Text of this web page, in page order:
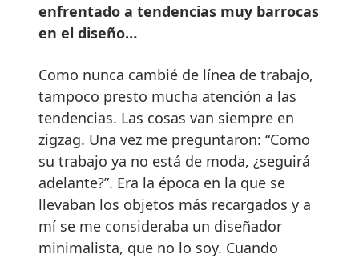
enfrentado a tendencias muy barrocas
en el diseño…
Como nunca cambié de línea de trabajo,
tampoco presto mucha atención a las
tendencias. Las cosas van siempre en
zigzag. Una vez me preguntaron: “Como
su trabajo ya no está de moda, ¿seguirá
adelante?”. Era la época en la que se
llevaban los objetos más recargados y a
mí se me consideraba un diseñador
minimalista, que no lo soy. Cuando